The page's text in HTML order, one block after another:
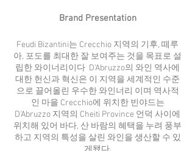
Brand Presentation
Feudi Bizantini는 Crecchio 지역의 기후, 떼루
아, 포도를 최대한 잘 보여주는 것을 목표로 설
립한 와이너리이다 D'Abruzzo의 와인 역사에
대한 헌신과 혁신은 이 지역을 세계적인 수준
으로 끌어올린 우수한 와인너리 이며 역사적
인 마을 Crecchio에 위치한 빈야드는
D'Abruzzo 지역의 Cheiti Province 언덕 사이에
위치해 있어 바다, 산 바람의 혜택을 누려 풍부
하고 지역의 특성을 살린 와인을 생산할 수 있